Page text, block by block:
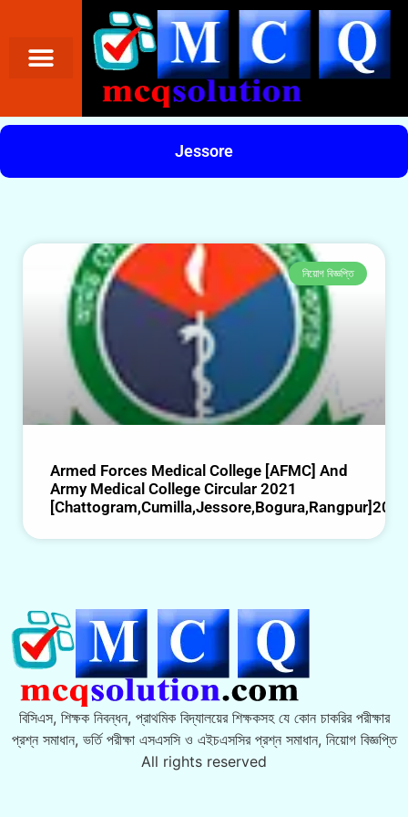
Jessore
নিয়োগ বিজ্ঞপ্তি
Armed Forces Medical College [AFMC] And
Army Medical College Circular 2021
[Chattogram,Cumilla,Jessore,Bogura,Rangpur]2021
বিসিএস, শিক্ষক নিবন্ধন, প্রাথমিক বিদ্যালয়ের শিক্ষকসহ যে কোন চাকরির পরীক্ষার
প্রশ্ন সমাধান, ভর্তি পরীক্ষা এসএসসি ও এইচএসসির প্রশ্ন সমাধান, নিয়োগ বিজ্ঞপ্তি
All rights reserved